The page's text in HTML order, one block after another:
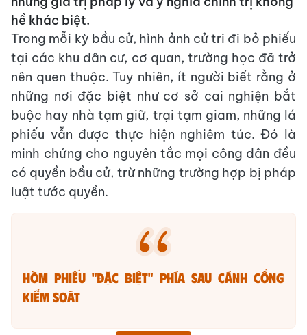
hề khác biệt.
Trong mỗi kỳ bầu cử, hình ảnh cử tri đi bỏ phiếu
tại các khu dân cư, cơ quan, trường học đã trở
nên quen thuộc. Tuy nhiên, ít người biết rằng ở
những nơi đặc biệt như cơ sở cai nghiện bắt
buộc hay nhà tạm giữ, trại tạm giam, những lá
phiếu vẫn được thực hiện nghiêm túc. Đó là
minh chứng cho nguyên tắc mọi công dân đều
có quyền bầu cử, trừ những trường hợp bị pháp
luật tước quyền.
HÒM PHIẾU "ĐẶC BIỆT" PHÍA SAU CÁNH CỔNG
KIỂM SOÁT